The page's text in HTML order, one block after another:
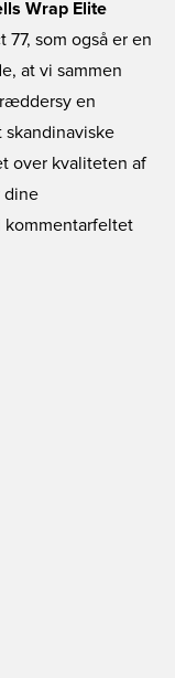
Wrap Elite
77, som også er en
at vi sammen
en
skandinaviske
over kvaliteten af
dine
kommentarfeltet